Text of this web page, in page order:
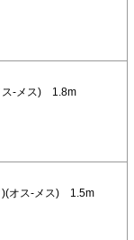
ス-メス) 1.8m
)(オス-メス) 1.5m